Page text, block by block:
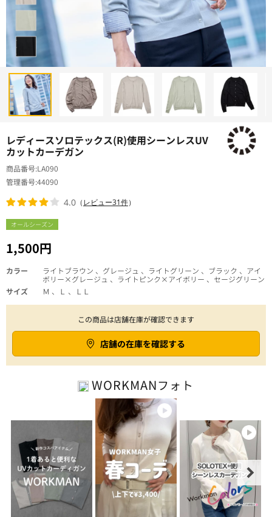
レディースソロテックス(R)使用シーンレスUV
カットカーデガン
オールシーズン
1,500円
商品番号 LA090
管理番号44090
4.0 （レビュー31件）
カラー
ライトブラウン 、グレージュ 、ライトグリーン 、ブラック 、アイ
ボリー×グレージュ 、ライトピンク×アイボリー 、セージグリーン
サイズ
Ｍ 、Ｌ 、ＬＬ
この商品は店舗在庫が確認できます
店舗の在庫を確認する
WORKMANフォト